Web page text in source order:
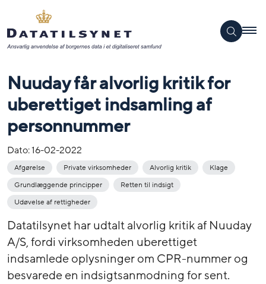
Nuuday får alvorlig kritik for
uberettiget indsamling af
personnummer
Dato:16-02-2022
Afgørelse Private virksomheder Alvorlig kritik
Klage
Grundlæggende principper
Retten til indsigt
Udøvelse af rettigheder
Datatilsynet har udtalt alvorlig kritik af Nuuday
A/S, fordi virksomheden uberettiget
indsamlede oplysninger om CPR-nummer og
besvarede en indsigtsanmodning for sent.